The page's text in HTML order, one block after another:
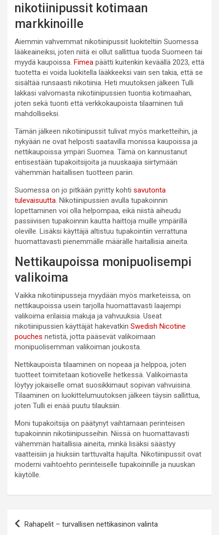
nikotiinipussit kotimaan
markkinoille
Aiemmin vahvemmat nikotiinipussit luokiteltiin Suomessa
lääkeaineiksi, joten niitä ei ollut sallittua tuoda Suomeen tai
myydä kaupoissa. Fimea päätti kuitenkin keväällä 2023, että
tuotetta ei voida luokitella lääkkeeksi vain sen takia, että se
sisältää runsaasti nikotiinia. Heti muutoksen jälkeen Tulli
lakkasi valvomasta nikotiinipussien tuontia kotimaahan,
joten sekä tuonti että verkkokaupoista tilaaminen tuli
mahdolliseksi.
Tämän jälkeen nikotiinipussit tulivat myös marketteihin, ja
nykyään ne ovat helposti saatavilla monissa kaupoissa ja
nettikaupoissa ympäri Suomea. Tämä on kannustanut
entisestään tupakoitsijoita ja nuuskaajia siirtymään
vähemmän haitallisen tuotteen pariin.
Suomessa on jo pitkään pyritty kohti savutonta
tulevaisuutta. Nikotiinipussien avulla tupakoinnin
lopettaminen voi olla helpompaa, eikä niistä aiheudu
passiivisen tupakoinnin kautta haittoja muille ympärillä
oleville. Lisäksi käyttäjä altistuu tupakointiin verrattuna
huomattavasti pienemmälle määrälle haitallisia aineita.
Nettikaupoissa monipuolisempi
valikoima
Vaikka nikotiinipusseja myydään myös marketeissa, on
nettikaupoissa usein tarjolla huomattavasti laajempi
valikoima erilaisia makuja ja vahvuuksia. Useat
nikotiinipussien käyttäjät hakevatkin Swedish Nicotine
pouches netistä, jotta pääsevät valikoimaan
monipuolisemman valikoiman joukosta.
Nettikaupoista tilaaminen on nopeaa ja helppoa, joten
tuotteet toimitetaan kotiovelle hetkessä. Valikoimasta
löytyy jokaiselle omat suosikkimaut sopivan vahvuisina.
Tilaaminen on luokittelumuutoksen jälkeen täysin sallittua,
joten Tulli ei enää puutu tilauksiin.
Moni tupakoitsija on päätynyt vaihtamaan perinteisen
tupakoinnin nikotiinipusseihin. Niissä on huomattavasti
vähemmän haitallisia aineita, minkä lisäksi säästyy
vaatteisiin ja hiuksiin tarttuvalta hajulta. Nikotiinipussit ovat
moderni vaihtoehto perinteiselle tupakoinnille ja nuuskan
käytölle.
Artikkelien
Rahapelit – turvallisen nettikasinon valinta